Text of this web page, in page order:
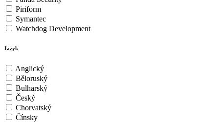
Piriform
Symantec
Watchdog Development
Jazyk
Anglický
Běloruský
Bulharský
Český
Chorvatský
Čínsky